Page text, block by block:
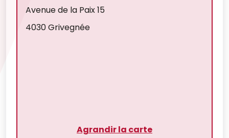
Avenue de la Paix 15
4030 Grivegnée
Agrandir la carte